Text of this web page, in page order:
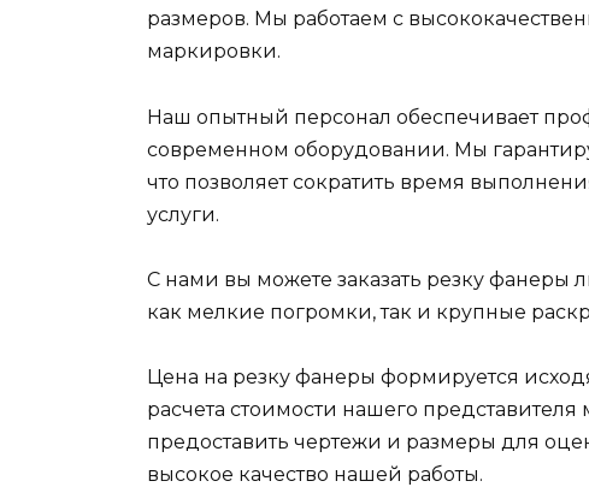
размеров. Мы работаем с
маркировки.
Наш опытный персонал обеспечивает
современном оборудовании. Мы
что позволяет сократить время
услуги.
С нами вы можете заказать резку фанеры
как мелкие погромки, так и крупные
Цена на резку фанеры формируется
расчета стоимости нашего
предоставить чертежи и размеры для
высокое качество нашей работы.